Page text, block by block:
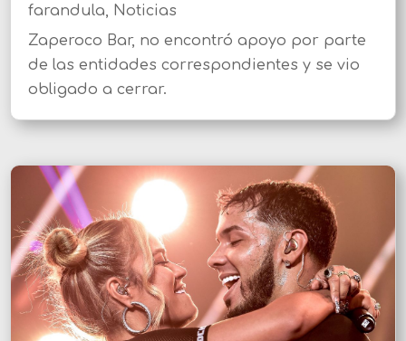
farandula, Noticias
Zaperoco Bar, no encontró apoyo por parte
de las entidades correspondientes y se vio
obligado a cerrar.